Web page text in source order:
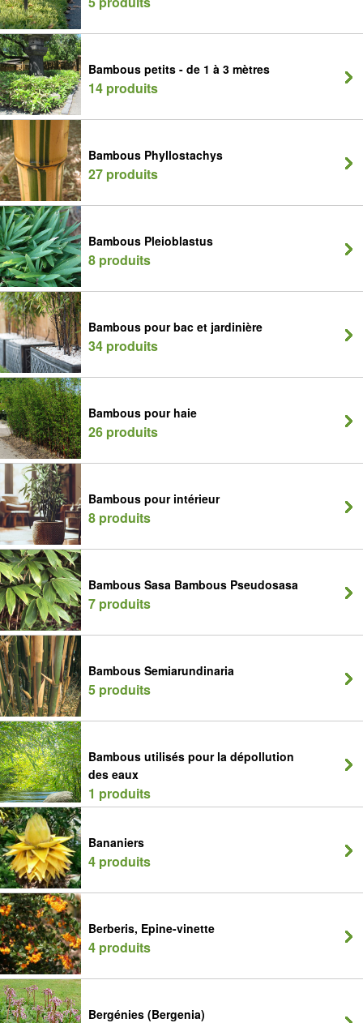
Bambous petits - de 1 à 3 mètres
14 produits
Bambous Phyllostachys
27 produits
Bambous Pleioblastus
8 produits
Bambous pour bac et jardinière
34 produits
Bambous pour haie
26 produits
Bambous pour intérieur
8 produits
Bambous Sasa Bambous Pseudosasa
7 produits
Bambous Semiarundinaria
5 produits
Bambous utilisés pour la dépollution
des eaux
1 produits
Bananiers
4 produits
Berberis, Epine-vinette
4 produits
Bergénies (Bergenia)